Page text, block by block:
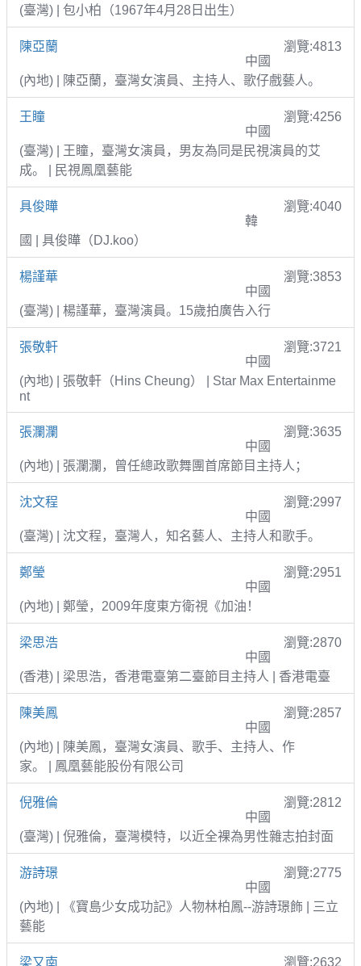
(臺灣) | 包小柏（1967年4月28日出生）
陳亞蘭
瀏覽:4813
中國
(內地) | 陳亞蘭，臺灣女演員、主持人、歌仔戲藝人。
王瞳
瀏覽:4256
中國
(臺灣) | 王瞳，臺灣女演員，男友為同是民視演員的艾
成。 | 民視鳳凰藝能
具俊曄
瀏覽:4040
韓
國 | 具俊曄（DJ.koo）
楊謹華
瀏覽:3853
中國
(臺灣) | 楊謹華，臺灣演員。15歲拍廣告入行
張敬軒
瀏覽:3721
中國
(內地) | 張敬軒（Hins Cheung） | Star Max Entertainme
nt
張瀾瀾
瀏覽:3635
中國
(內地) | 張瀾瀾，曾任總政歌舞團首席節目主持人；
沈文程
瀏覽:2997
中國
(臺灣) | 沈文程，臺灣人，知名藝人、主持人和歌手。
鄭瑩
瀏覽:2951
中國
(內地) | 鄭瑩，2009年度東方衛視《加油！
梁思浩
瀏覽:2870
中國
(香港) | 梁思浩，香港電臺第二臺節目主持人 | 香港電臺
陳美鳳
瀏覽:2857
中國
(內地) | 陳美鳳，臺灣女演員、歌手、主持人、作
家。 | 鳳凰藝能股份有限公司
倪雅倫
瀏覽:2812
中國
(臺灣) | 倪雅倫，臺灣模特，以近全裸為男性雜志拍封面
游詩璟
瀏覽:2775
中國
(內地) | 《寶島少女成功記》人物林柏鳳--游詩璟飾 | 三立
藝能
梁又南
瀏覽:2632